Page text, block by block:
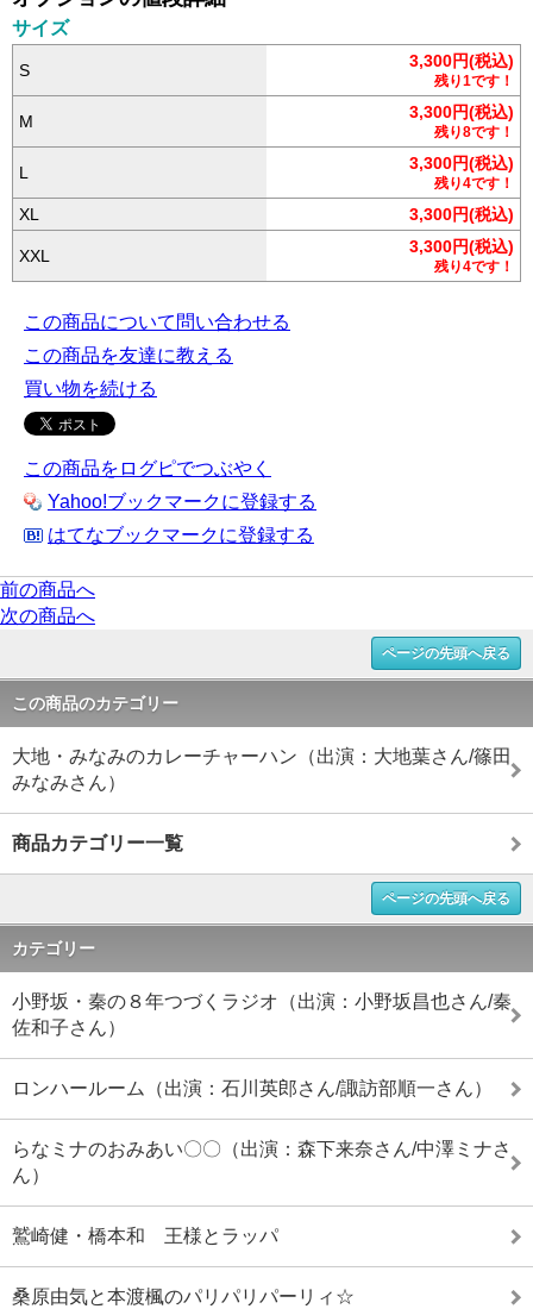
サイズ
S 3,300円(税込)
残り1です！
M 3,300円(税込)
残り8です！
L 3,300円(税込)
残り4です！
XL 3,300円(税込)
XXL 3,300円(税込)
残り4です！
この商品について問い合わせる
この商品を友達に教える
買い物を続ける
この商品をログピでつぶやく
Yahoo!ブックマークに登録する
はてなブックマークに登録する
前の商品へ
次の商品へ
ページの先頭へ戻る
この商品のカテゴリー
大地・みなみのカレーチャーハン（出演：大地葉さん/篠田
みなみさん）
商品カテゴリー一覧
ページの先頭へ戻る
カテゴリー
小野坂・秦の８年つづくラジオ（出演：小野坂昌也さん/秦
佐和子さん）
ロンハールーム（出演：石川英郎さん/諏訪部順一さん）
らなミナのおみあい〇〇（出演：森下来奈さん/中澤ミナさ
ん）
鷲崎健・橋本和 王様とラッパ
桑原由気と本渡楓のパリパリパーリィ☆